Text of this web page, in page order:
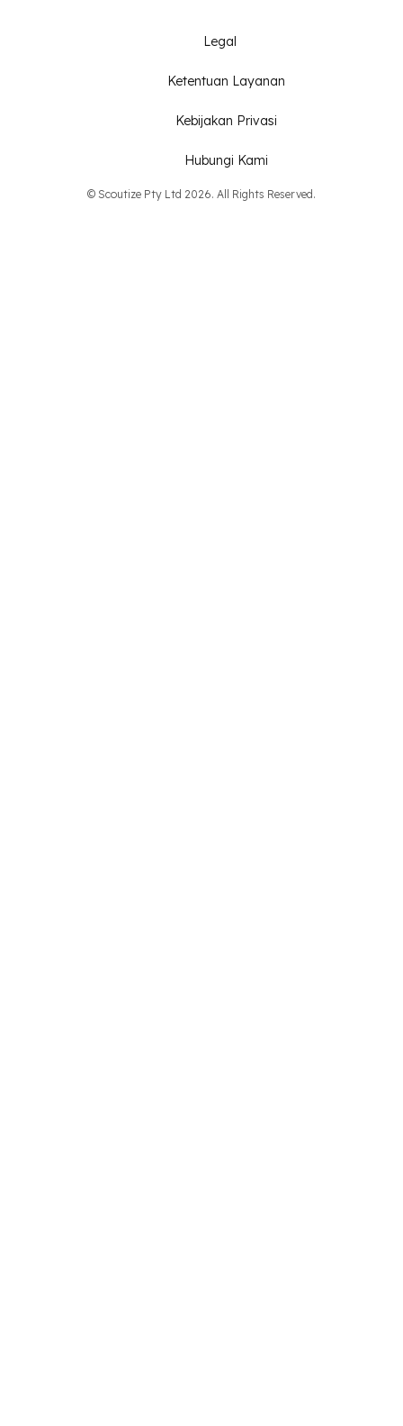
Legal
Ketentuan Layanan
Kebijakan Privasi
Hubungi Kami
© Scoutize Pty Ltd 2026. All Rights Reserved.